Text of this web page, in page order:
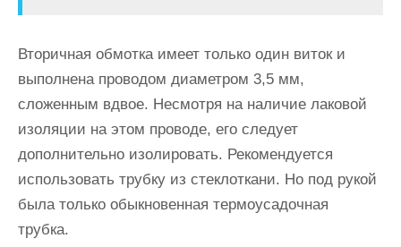
Вторичная обмотка имеет только один виток и
выполнена проводом диаметром 3,5 мм,
сложенным вдвое. Несмотря на наличие лаковой
изоляции на этом проводе, его следует
дополнительно изолировать. Рекомендуется
использовать трубку из стеклоткани. Но под рукой
была только обыкновенная термоусадочная
трубка.